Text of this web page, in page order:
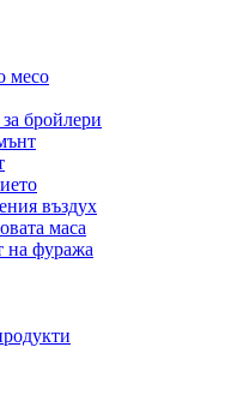
месо
бройлери
въздух
маса
на фуража